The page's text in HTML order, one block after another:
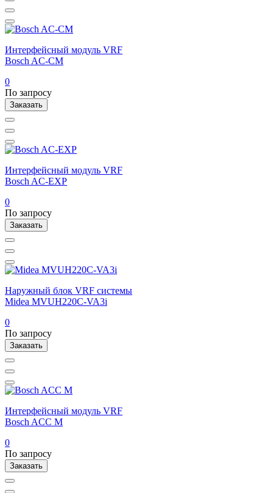
Интерфейсный модуль VRF
Bosch AC-CM
0
По запросу
Заказать
Интерфейсный модуль VRF
Bosch AC-EXP
0
По запросу
Заказать
Наружный блок VRF системы
Midea MVUH220C-VA3i
0
По запросу
Заказать
Интерфейсный модуль VRF
Bosch ACC M
0
По запросу
Заказать